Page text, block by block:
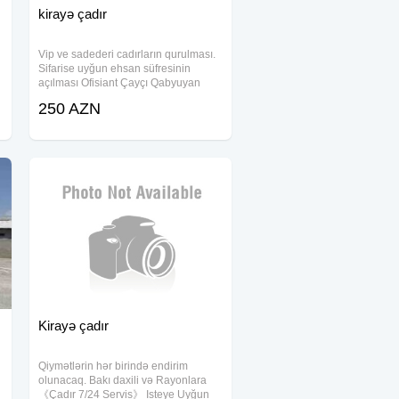
kirayə çadır
Vip ve sadederi cadırların qurulması.
Sifarise uyğun ehsan süfresinin
açılması Ofisiant Çayçı Qabyuyan
Kiraye cadır, çadır, palatka, cadırlar,
masin.
250 AZN
Kirayə çadır
Qiymətlərin hər birində endirim
olunacaq. Bakı daxili və Rayonlara
《Çadır 7/24 Servis》 Isteye Uyğun